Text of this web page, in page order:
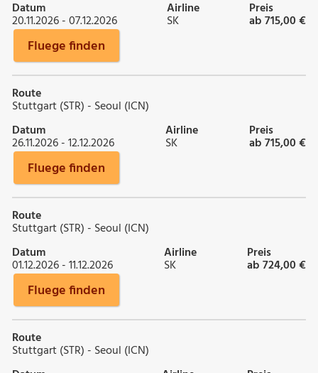
Datum
20.11.2026 - 07.12.2026
Airline
SK
Preis
ab 715,00 €
Fluege finden
Route
Stuttgart (STR) - Seoul (ICN)
Datum
26.11.2026 - 12.12.2026
Airline
SK
Preis
ab 715,00 €
Fluege finden
Route
Stuttgart (STR) - Seoul (ICN)
Datum
01.12.2026 - 11.12.2026
Airline
SK
Preis
ab 724,00 €
Fluege finden
Route
Stuttgart (STR) - Seoul (ICN)